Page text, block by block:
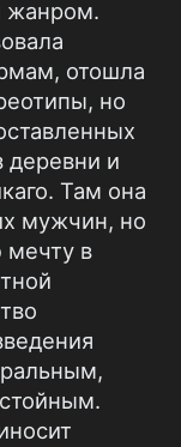
жанром.
отошла
но
деревни и
Там она
мужчин, но
мечту в